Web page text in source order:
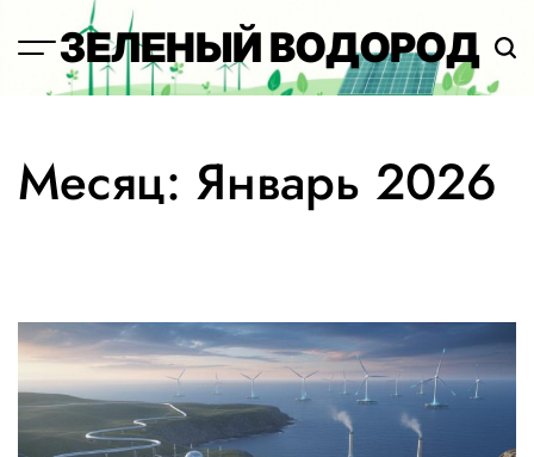
содержимому
ЗЕЛЕНЫЙ ВОДОРОД
Месяц: Январь 2026